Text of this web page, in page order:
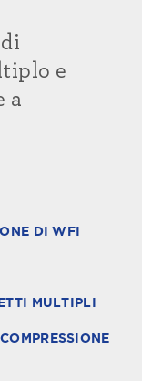
e
a
DI WFI
MULTIPLI